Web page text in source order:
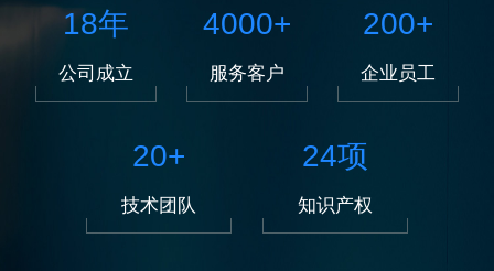
18年
公司成立
4000+
服务客户
200+
企业员工
20+
技术团队
24项
知识产权